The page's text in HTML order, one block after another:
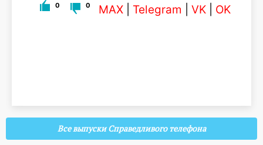
0 0 MAX Telegram VK OK
Все выпуски Справедливого телефона